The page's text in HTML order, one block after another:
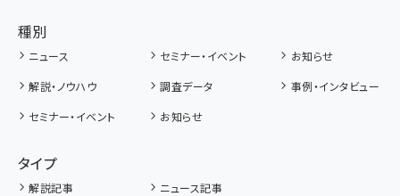
種別
ニュース セミナー・イベント
お知らせ
解説・ノウハウ
調査データ
事例・インタビュー
セミナー・イベント
お知らせ
タイプ
解説記事 ニュース記事